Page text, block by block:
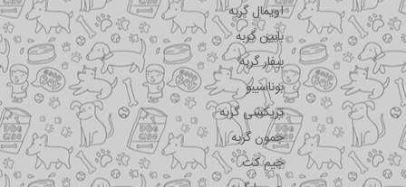
اویمال گربه
بابین گربه
بیفار گربه
بوناسیبو
تریکسی گربه
جمون گربه
جیم کت